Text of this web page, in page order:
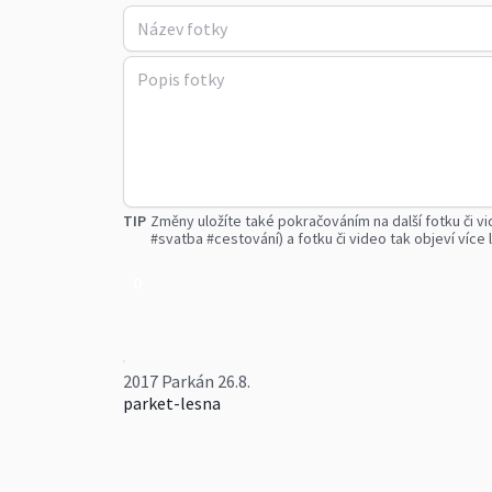
TIP Změny uložíte také pokračováním na další fotku či
#svatba #cestování) a fotku či video tak objeví více
2017 Parkán 26.8.
parket-lesna